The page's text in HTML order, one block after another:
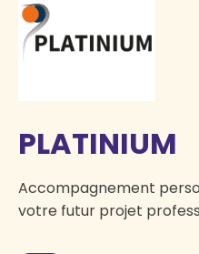
PLATINIUM
Accompagnement
votre futur projet